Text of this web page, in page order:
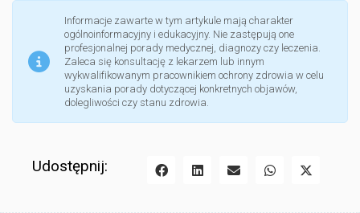
Informacje zawarte w tym artykule mają charakter
ogólnoinformacyjny i edukacyjny. Nie zastępują one
profesjonalnej porady medycznej, diagnozy czy leczenia.
Zaleca się konsultację z lekarzem lub innym
wykwalifikowanym pracownikiem ochrony zdrowia w celu
uzyskania porady dotyczącej konkretnych objawów,
dolegliwości czy stanu zdrowia.
Udostępnij: